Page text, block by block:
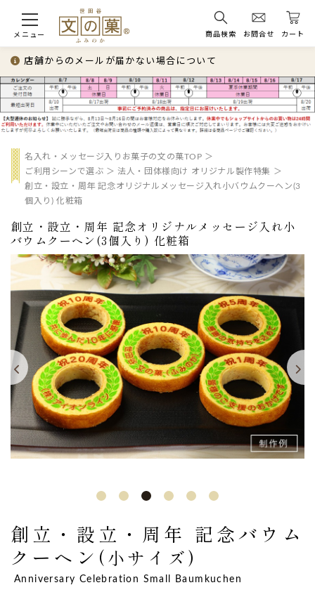
メニュー 商品検索 お問合せ カート
店舗からのメールが届かない場合について
名入れ・メッセージ入りお菓子の文の菓TOP
ご利用シーンで選ぶ
法人・団体様向け オリジナル製作特集
創立・設立・周年 記念オリジナルメッセージ入れ小バウムクーヘン(3
個入り) 化粧箱
創立・設立・周年 記念オリジナルメッセージ入れ小
バウムクーヘン(3個入り) 化粧箱
創立・設立・周年 記念バウム
クーヘン (小サイズ)
Anniversary Celebration Small Baumkuchen